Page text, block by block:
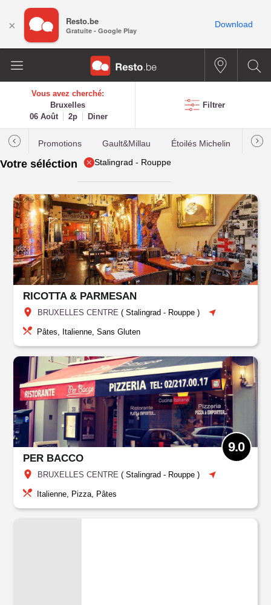
Vous avez cherché:
Bruxelles
06 Août
2p Diner
Filtrer
Promotions Gault&Millau Étoilés Michelin Les
Votre séléction Stalingrad - Rouppe
RICOTTA & PARMESAN
BRUXELLES CENTRE (Stalingrad - Rouppe )
Pâtes, Italienne, Sans Gluten
PER BACCO
BRUXELLES CENTRE (Stalingrad - Rouppe )
9.0
Italienne, Pizza, Pâtes
× Resto.be
Gratuite - Google Play
Download